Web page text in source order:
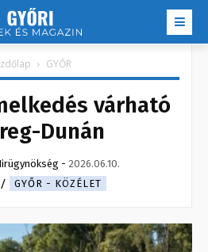
GYŐR
várható
Dunán
- 2026.06.10.
GYŐR - KÖZÉLET